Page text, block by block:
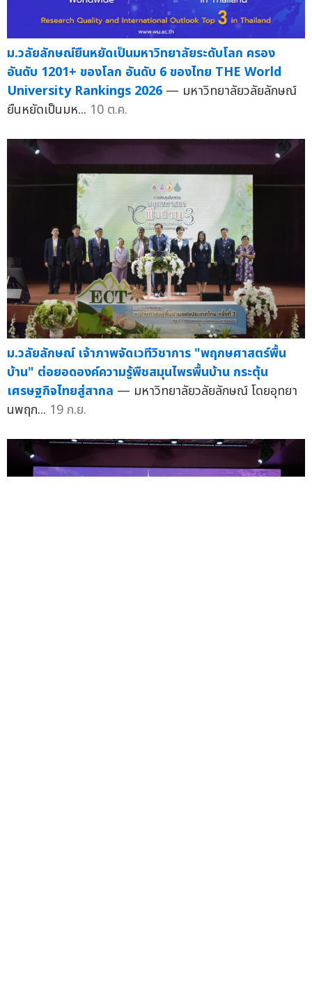
ม.วลัยลักษณ์ยืนหยัดเป็นมหาวิทยาลัยระดับโลก ครอง
อันดับ 1201+ ของโลก อันดับ 6 ของไทย THE World
University Rankings 2026 — มหาวิทยาลัยวลัยลักษณ์
ยืนหยัดเป็นมห... 10 ต.ค.
ม.วลัยลักษณ์ เจ้าภาพจัดเวทีวิชาการ "พฤกษศาสตร์พื้น
บ้าน" ต่อยอดองค์ความรู้พืชสมุนไพรพื้นบ้าน กระตุ้น
เศรษฐกิจไทยสู่สากล — มหาวิทยาลัยวลัยลักษณ์ โดยอุทยา
นพฤก... 19 ก.ย.